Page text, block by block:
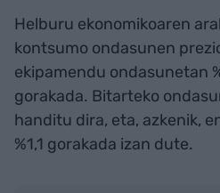
Helburu ekonomikoaren
kontsumo ondasunen
ekipamendu ondasunetan
gorakada. Bitarteko
handitu dira, eta, azkenik,
%1,1 gorakada izan dute.